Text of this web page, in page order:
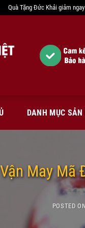
Quà Tặng Đức Khải giảm
DANH MỤC
May Mã
POSTED